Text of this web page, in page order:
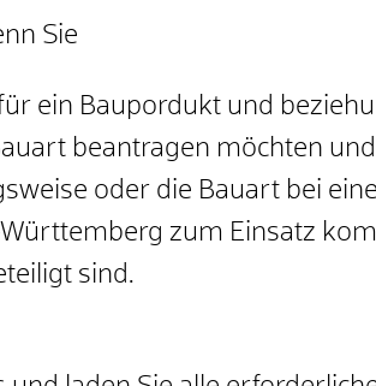
Sie
ein Baupordukt und
beantragen möchten und
oder die Bauart bei
zum Einsatz
sind.